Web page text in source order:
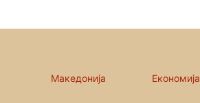
Македонија Економија